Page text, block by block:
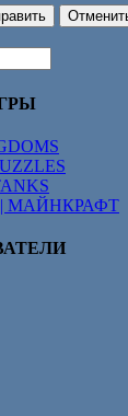
| МАЙНКРАФТ